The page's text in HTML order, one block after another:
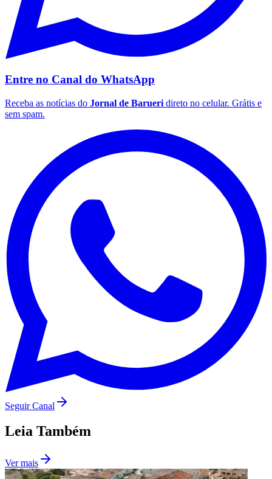
Entre no Canal do WhatsApp
Receba as notícias do Jornal de Barueri direto no celular. Grátis e
sem spam.
Seguir Canal
Leia Também
Ver mais